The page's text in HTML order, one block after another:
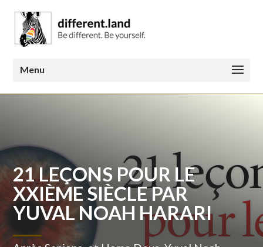
21 LEÇONS POUR LE
XXIÈME SIÈCLE PAR
YUVAL NOAH HARARI